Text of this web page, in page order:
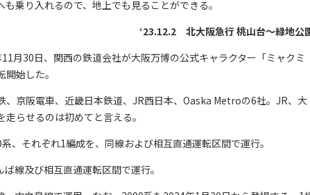
乗り入れるので、地上でも見ることができる。
‘23.12.2 北大阪急行 桃山台～緑地公
月30日、関西の鉄道会社が大阪万博の公式キャラクター「ミャクミ
始した。
京阪電車、近畿日本鉄道、JR西日本、Oaska Metroの6社。JR、大
らせるのは初めてと言える。
それぞれ1編成を、同線および相互直通運転区間で運行。
線及び相互直通運転区間で運行。